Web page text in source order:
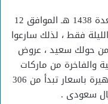
عروض اكسترا اليوم السبت 20 ذى القعدة 1438 هـ الموافق 12
الليلة فقط ، لذلك سارعوا
من حولك سعيد ، عروض
والفاخرة من ماركات
ماركة فيرى ميلانو ، مايكل كورس الشهيرة باسعار تبدأ من 306